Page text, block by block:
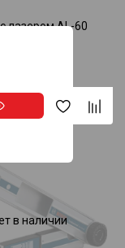
лазером AL-60
в наличии